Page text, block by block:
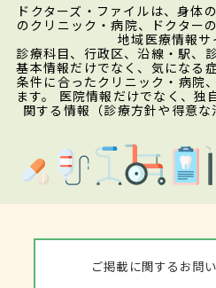
ドクターズ・ファイルは、身体
のクリニック・病院、ドクター
地域医療情報サ
診療科目、行政区、沿線・駅、
基本情報だけでなく、気になる
条件に合ったクリニック・病院
ます。 医院情報だけでなく、独
関する情報（診療方針や得意な
ご掲載に関するお問